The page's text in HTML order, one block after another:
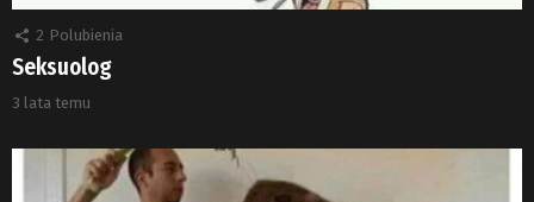
2 Polubienia
Seksuolog
3 lata temu